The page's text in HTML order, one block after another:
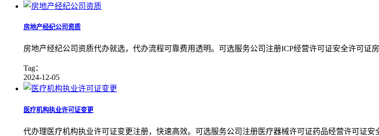
房地产经纪公司资质
房地产经纪公司资质代办就选，代办流程可靠费用透明。可选服务公司注册ICP经营许可证安全许可证
Tag：
2024-12-05
医疗机构执业许可证变更
代办理医疗机构执业许可证变更注册，快速高效。可选服务公司注册医疗器械许可证药品经营许可证安